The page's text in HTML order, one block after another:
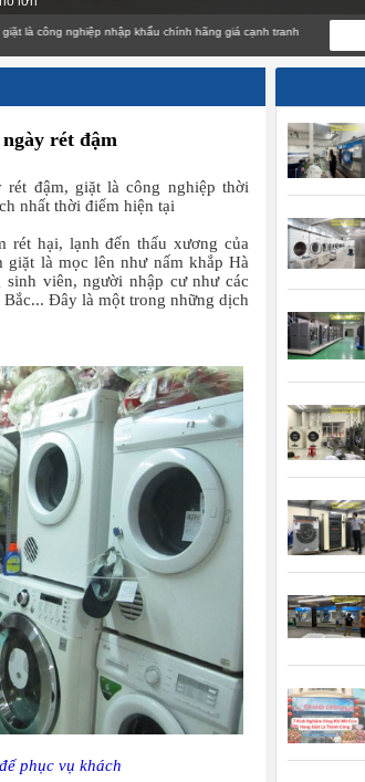
nghiệp nhập khẩu chính hãng giá cạnh tranh
rét đậm
đậm, giặt là công nghiệp thời
nhất thời điểm hiện tại
rét hại, lạnh đến thấu xương của
là mọc lên như nấm khắp Hà
viên, người nhập cư như các
Đây là một trong những dịch
phục vụ khách